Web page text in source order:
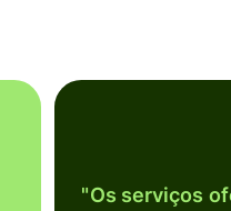
"Os serviços